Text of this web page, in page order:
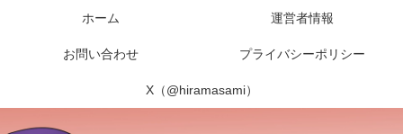
ホーム 運営者情報
お問い合わせ プライバシーポリシー
X（@hiramasami）